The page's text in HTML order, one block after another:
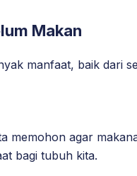
Makan
manfaat, baik dari
memohon agar
bagi tubuh kita.